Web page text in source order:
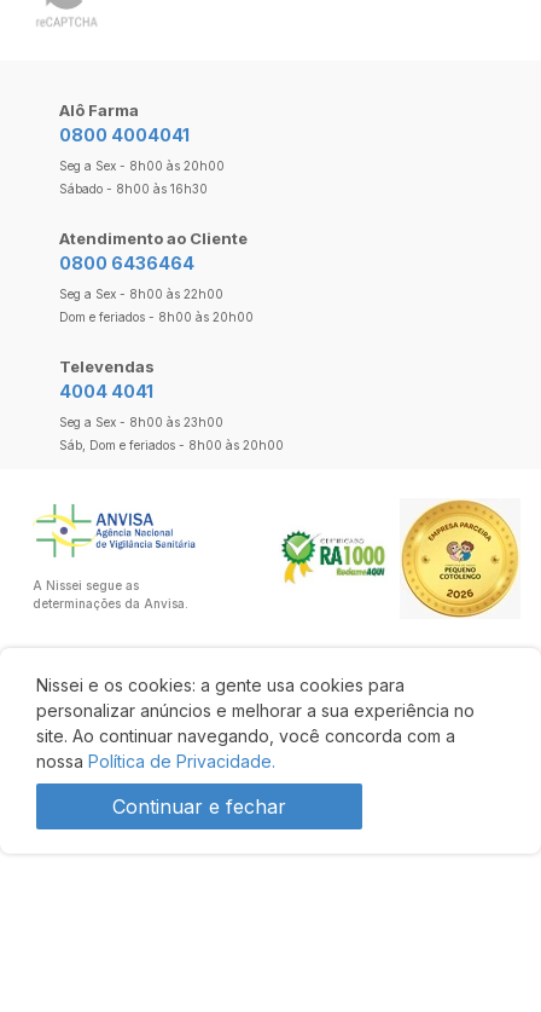
Nissei e os cookies: a gente usa cookies para
personalizar anúncios e melhorar a sua experiência no
site. Ao continuar navegando, você concorda com a
nossa Política de Privacidade.
Continuar e fechar
Alô Farma
0800 4004041
Seg a Sex - 8h00 às 20h00
Sábado - 8h00 às 16h30
Atendimento ao Cliente
0800 6436464
Seg a Sex - 8h00 às 22h00
Dom e feriados - 8h00 às 20h00
Televendas
4004 4041
Seg a Sex - 8h00 às 23h00
Sáb, Dom e feriados - 8h00 às 20h00
A Nissei segue as
determinações da Anvisa.